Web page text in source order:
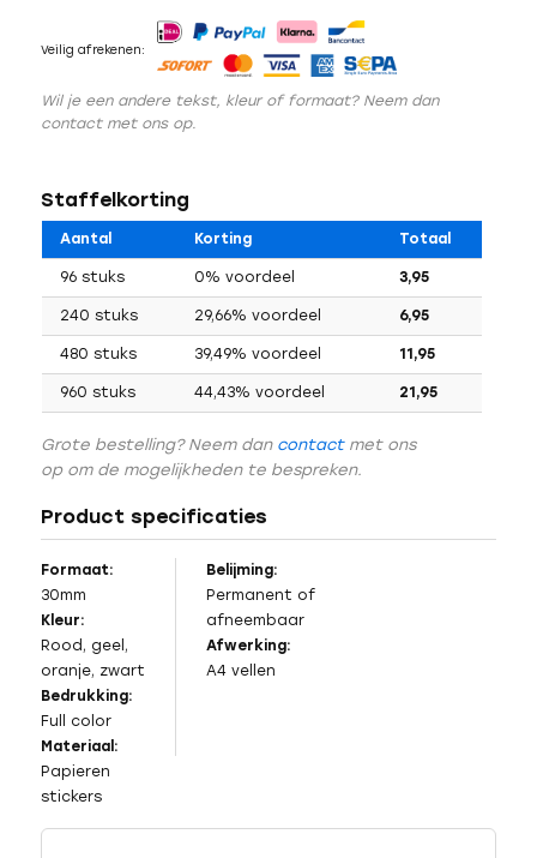
Veilig afrekenen:
Wil je een andere tekst, kleur of formaat? Neem dan
contact met ons op.
Staffelkorting
Aantal Korting Totaal
96 stuks 0% voordeel 3,95
240 stuks 29,66% voordeel 6,95
480 stuks 39,49% voordeel 11,95
960 stuks 44,43% voordeel 21,95
Grote bestelling? Neem dan contactmet ons
op om de mogelijkheden te bespreken.
Product specificaties
Formaat:
30mm
Kleur:
Rood, geel,
oranje, zwart
Bedrukking:
Full color
Materiaal:
Papieren
stickers
Belijming:
Permanent of
afneembaar
Afwerking:
A4 vellen